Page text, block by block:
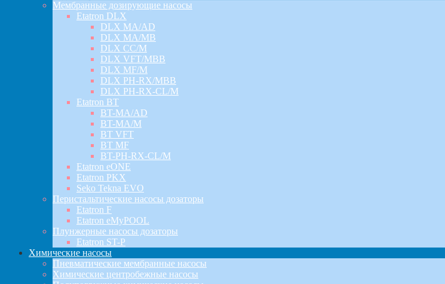
Мембранные дозирующие насосы
Etatron DLX
DLX MA/AD
DLX MA/MB
DLX CC/M
DLX VFT/MBB
DLX MF/M
DLX PH-RX/MBB
DLX PH-RX-CL/M
Etatron BT
BT-MA/AD
BT-MA/M
BT VFT
BT MF
BT-PH-RX-CL/M
Etatron eONE
Etatron PKX
Seko Tekna EVO
Перистальтические насосы дозаторы
Etatron F
Etatron eMyPOOL
Плунжерные насосы дозаторы
Etatron ST-P
Химические насосы
Пневматические мембранные насосы
Химические центробежные насосы